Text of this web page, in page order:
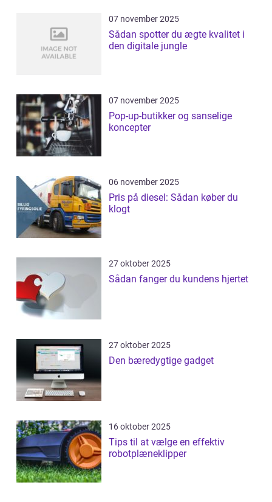
07 november 2025
Sådan spotter du ægte kvalitet i
den digitale jungle
07 november 2025
Pop-up-butikker og sanselige
koncepter
06 november 2025
Pris på diesel: Sådan køber du
klogt
27 oktober 2025
Sådan fanger du kundens hjertet
27 oktober 2025
Den bæredygtige gadget
16 oktober 2025
Tips til at vælge en effektiv
robotplæneklipper